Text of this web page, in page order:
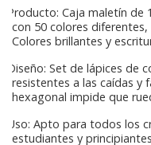
Producto: Caja maletín de
con 50 colores
Colores brillantes y
Diseño: Set de lápices de
resistentes a las caídas y
hexagonal impide que
Uso: Apto para todos los
estudiantes y